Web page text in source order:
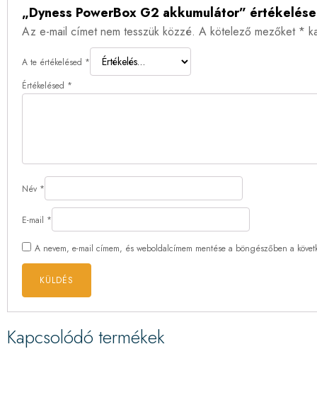
„Dyness PowerBox G2 akkumulátor”
Az e-mail címet nem tesszük közzé. A kötelező mezőket *
A te értékelésed *
Értékelésed *
Név *
E-mail *
A nevem, e-mail címem, és weboldalcímem mentése a böngészőben a
Kapcsolódó termékek